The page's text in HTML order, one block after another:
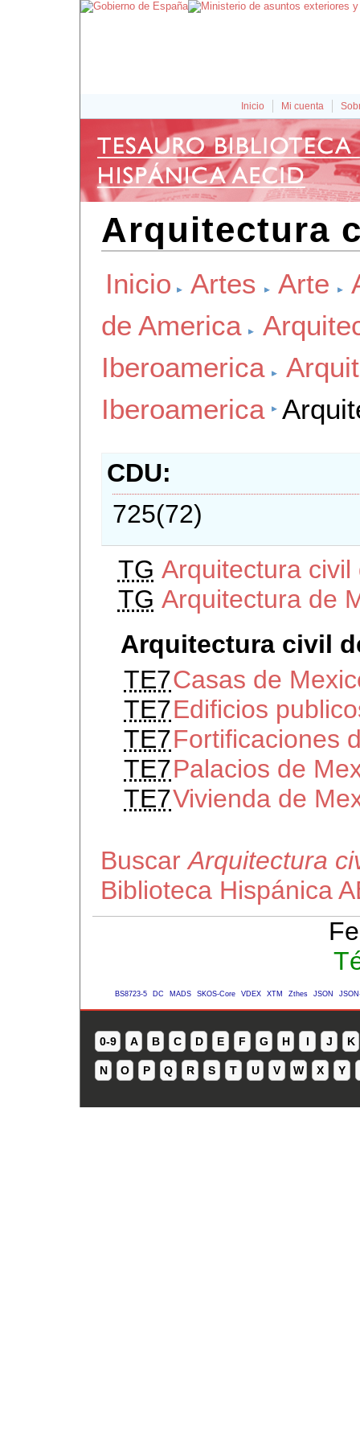
Inicio Mi cuenta
Arquitectura
Inicio Artes Arte
de America
Iberoamerica
Iberoamerica
CDU
725(72)
TG Arquitectura
TG Arquitectura de
Arquitectura civil
TE7Casas de
TE7Edificios
TE7Fortificaciones
TE7Palacios de
TE7Vivienda de
BuscarArquitectura
Biblioteca Hispánica
BS8723-5 DC MADS SKOS-Core VDEX XTM Zthes JSON
0-9 A B C D E F G H I J K
N O P Q R S T U V W X Y